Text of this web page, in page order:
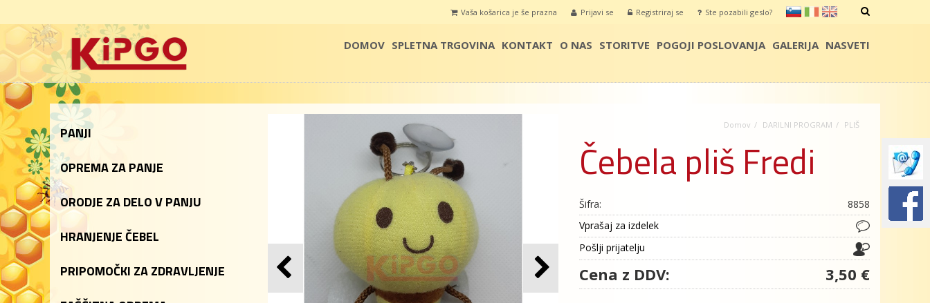
sl it en
Prijavi se Registriraj se Ste pozabili geslo?
Vaša košarica je še prazna
DOMOV SPLETNA TRGOVINA KONTAKT O NAS STORITVE POGOJI POSLOVANJA GALERIJA NASVETI
PANJI
OPREMA ZA PANJE
ORODJE ZA DELO V PANJU
HRANJENJE ČEBEL
PRIPOMOČKI ZA ZDRAVLJENJE
Domov DARILNI PROGRAM PLIŠ
Čebela pliš Fredi
Šifra:
8858
Vprašaj za izdelek
Pošlji prijatelju
Cena z DDV: 3,50 €